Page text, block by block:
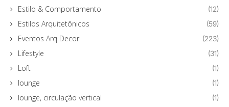
Estilo & Comportamento (12)
Estilos Arquitetônicos (59)
Eventos Arq Decor (223)
Lifestyle (31)
Loft (1)
lounge (1)
lounge, circulação vertical (1)